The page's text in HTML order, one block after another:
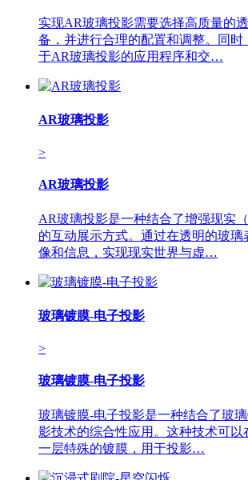
实现AR玻璃投影需要选择高质量的
备，并进行合理的配置和调整。同时
于AR玻璃投影的应用程序和交…
AR玻璃投影
>
AR玻璃投影
AR玻璃投影是一种结合了增强现实
的互动展示方式。通过在透明的玻璃
像和信息，实现现实世界与虚…
玻璃镀膜-电子投影
>
玻璃镀膜-电子投影
玻璃镀膜-电子投影是一种结合了玻
影技术的综合性应用。这种技术可以
一层特殊的镀膜，用于投影…